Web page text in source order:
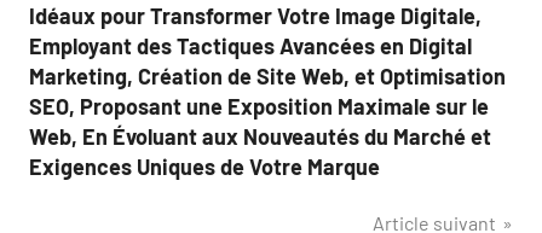
l’article
Idéaux pour Transformer Votre Image Digitale,
Employant des Tactiques Avancées en Digital
Marketing, Création de Site Web, et Optimisation
SEO, Proposant une Exposition Maximale sur le
Web, En Évoluant aux Nouveautés du Marché et
Exigences Uniques de Votre Marque
Article suivant